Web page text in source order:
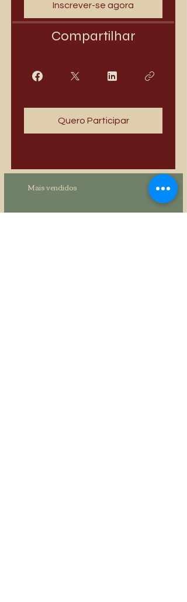
Inscrever-se agora
Compartilhar
Quero Participar
Mais vendidos